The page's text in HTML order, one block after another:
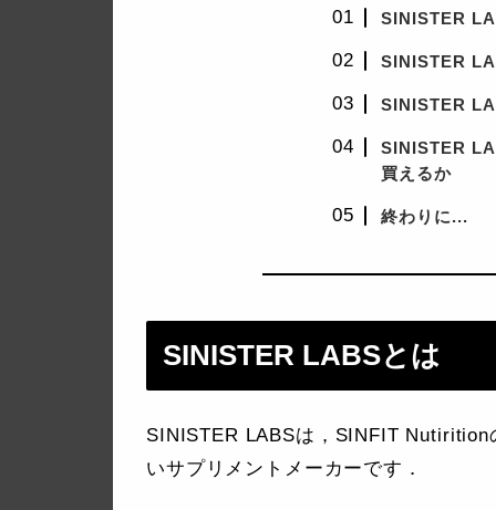
SINISTER
SINISTER
SINISTER
SINISTER
買えるか
終わりに...
SINISTER LABSとは
SINISTER LABSは，SINFIT Nutirition
いサプリメントメーカーです．